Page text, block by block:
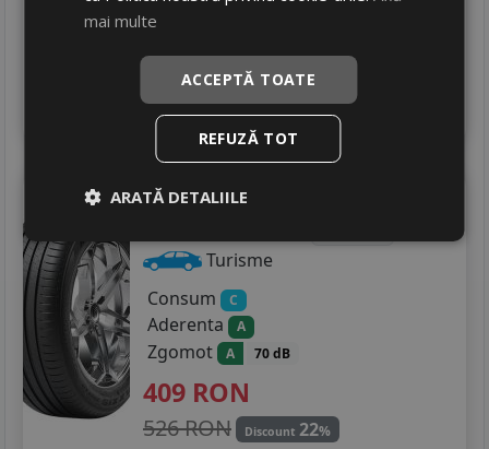
564 RON
In stoc - peste 12 buc
4 Adauga in cos
Maxxis Hp6
Turisme
Consum
C
Aderenta A
Zgomot A 70 dB
409 RON
526 RON Discount 22%
mai multe
ACCEPTĂ TOATE
REFUZĂ TOT
ARATĂ DETALIILE